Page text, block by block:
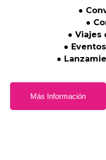
●
●
● Viajes
● Eventos
●
Más Información